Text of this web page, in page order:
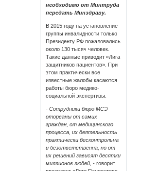
необходимо от Минтруда
передать Минздраву.
В 2015 году на установление
группы инвалидности только
Президенту РФ пожаловались
около 130 тысяч человек.
Такие данные приводит «Лига
защитников пациентов». При
этом практически все
известные жалобы касаются
работы бюро медико-
социальной экспертизы.
- Сотрудники бюро МСЭ
оторваны от самих
граждан, от медицинского
процесса, их деятельность
практически бесконтрольна
и безответственна, но от
их решений зависят десятки
миллионов людей , - говорит